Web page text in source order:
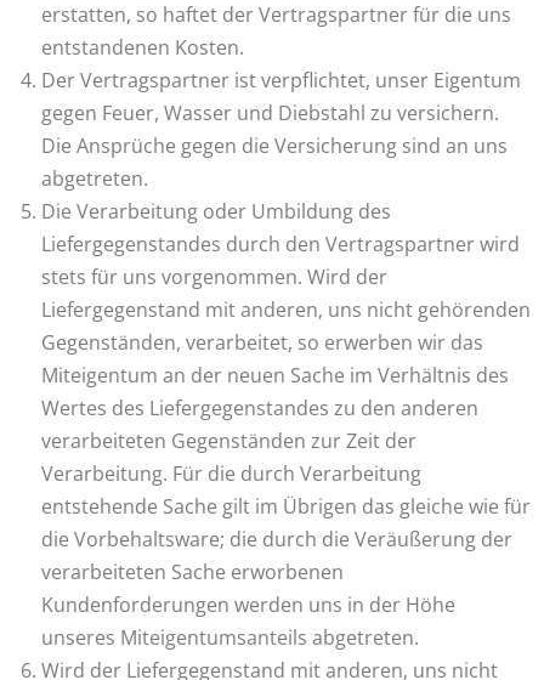
erstatten, so haftet der Vertragspartner für die uns
entstandenen Kosten.
Der Vertragspartner ist verpflichtet, unser Eigentum
gegen Feuer, Wasser und Diebstahl zu versichern.
Die Ansprüche gegen die Versicherung sind an uns
abgetreten.
Die Verarbeitung oder Umbildung des
Liefergegenstandes durch den Vertragspartner wird
stets für uns vorgenommen. Wird der
Liefergegenstand mit anderen, uns nicht gehörenden
Gegenständen, verarbeitet, so erwerben wir das
Miteigentum an der neuen Sache im Verhältnis des
Wertes des Liefergegenstandes zu den anderen
verarbeiteten Gegenständen zur Zeit der
Verarbeitung. Für die durch Verarbeitung
entstehende Sache gilt im Übrigen das gleiche wie für
die Vorbehaltsware; die durch die Veräußerung der
verarbeiteten Sache erworbenen
Kundenforderungen werden uns in der Höhe
unseres Miteigentumsanteils abgetreten.
Wird der Liefergegenstand mit anderen, uns nicht